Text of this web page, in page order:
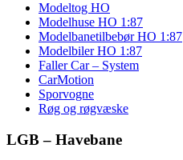
Modeltog HO
Modelhuse HO 1:87
Modelbanetilbebør HO 1:87
Modelbiler HO 1:87
Faller Car – System
CarMotion
Sporvogne
Røg og røgvæske
LGB – Havebane